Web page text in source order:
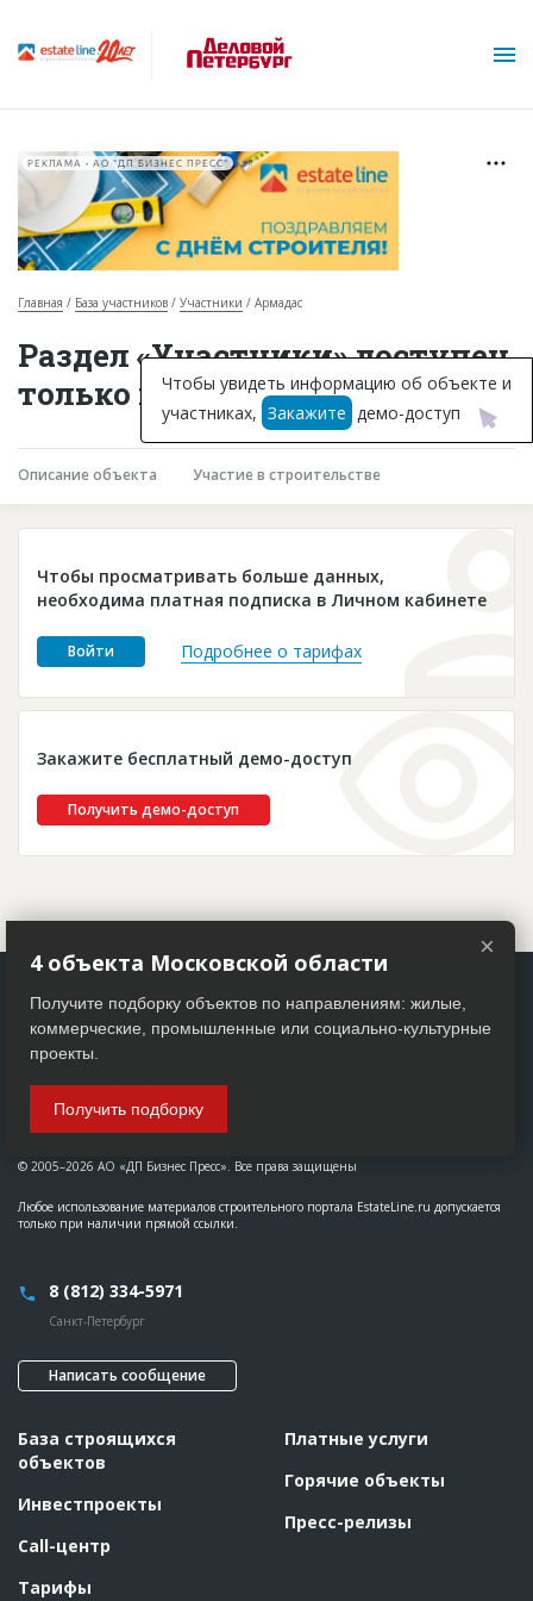
Горячие объекты
База строящихся объектов
Инвестпроекты
Глоссарий
Платные услуги
Пресс-релизы
РЕКЛАМА • АО "ДП БИЗНЕС ПРЕСС"
Главная База участников Участники Армадас
Раздел «Участники» доступен
только подписчикам
Описание объекта Участие в строительстве
Чтобы просматривать больше данных,
необходима платная подписка в Личном кабинете
Войти Подробнее о тарифах
Закажите бесплатный демо-доступ
Получить демо-доступ
Чтобы увидеть информацию об объекте и
участниках, Закажите демо-доступ
© 2005–2026 АО «ДП Бизнес Пресс». Все права защищены
Любое использование материалов строительного портала EstateLine.ru допускается
только при наличии прямой ссылки.
8 (812) 334-5971
Санкт-Петербург
Написать сообщение
База строящихся
объектов
Инвестпроекты
Call-центр
Тарифы
Платные услуги
Горячие объекты
Пресс-релизы
×
4 объекта Московской области
Получите подборку объектов по направлениям: жилые,
коммерческие, промышленные или социально-культурные
проекты.
Получить подборку